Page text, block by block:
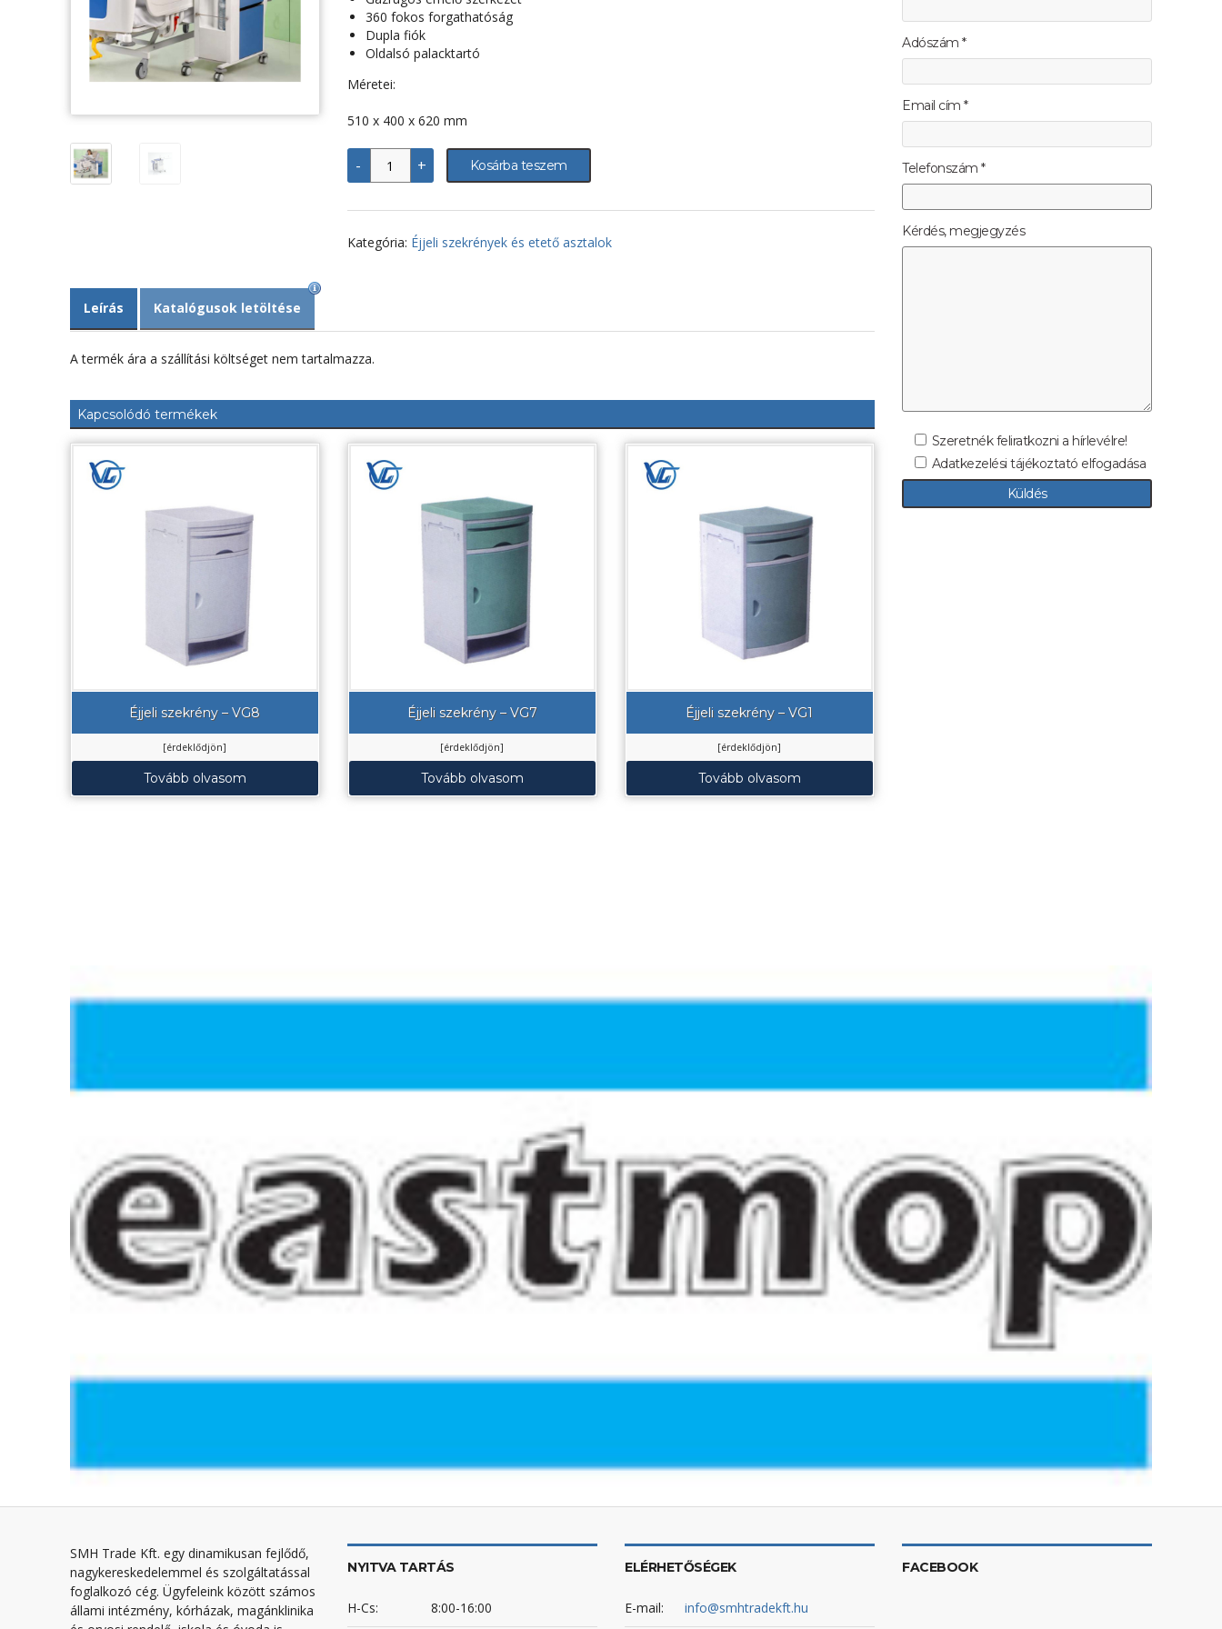
360 fokos forgathatóság
Dupla fiók
Oldalsó palacktartó
Méretei:
510 x 400 x 620 mm
-
Éjjeli
szekrény
-
HI
mennyiség
+ Kosárba teszem
Kategória: Éjjeli szekrények és etető asztalok
Leírás Katalógusok letöltése
A termék ára a szállítási költséget nem tartalmazza.
Kapcsolódó termékek
Éjjeli szekrény – VG8
[érdeklődjön]
Tovább olvasom
Éjjeli szekrény – VG7
[érdeklődjön]
Tovább olvasom
Éjjeli szekrény – VG1
[érdeklődjön]
Tovább olvasom
Adószám *
Email cím *
Telefonszám *
Kérdés, megjegyzés
Szeretnék feliratkozni a hírlevélre!
Adatkezelési tájékoztató elfogadása
SMH Trade Kft. egy dinamikusan fejlődő,
nagykereskedelemmel és szolgáltatással
foglalkozó cég. Ügyfeleink között számos
állami intézmény, kórházak, magánklinika
NYITVA TARTÁS
H-Cs: 8:00-16:00
ELÉRHETŐSÉGEK
E-mail: info@smhtradekft.hu
FACEBOOK